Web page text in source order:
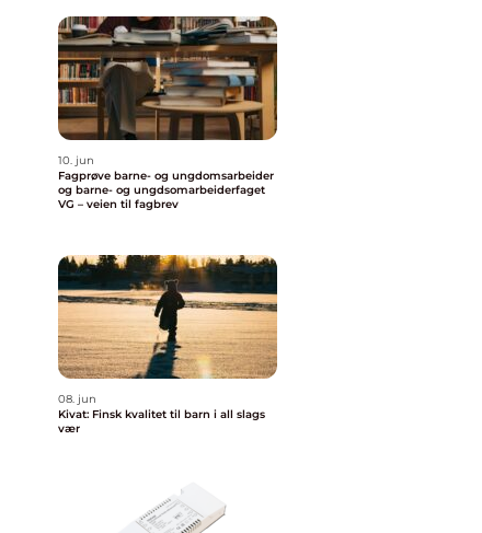
10. jun
Fagprøve barne- og ungdomsarbeider
og barne- og ungdsomarbeiderfaget
VG – veien til fagbrev
08. jun
Kivat: Finsk kvalitet til barn i all slags
vær